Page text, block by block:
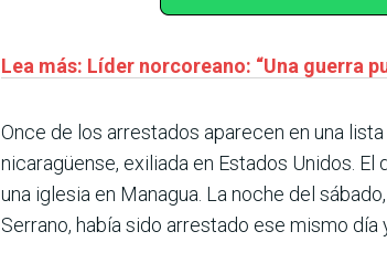
Lea más: Líder norcoreano: “Una guerra
Once de los arrestados aparecen en una
nicaragüense, exiliada en Estados Unidos.
una iglesia en Managua. La noche del
Serrano, había sido arrestado ese mismo día